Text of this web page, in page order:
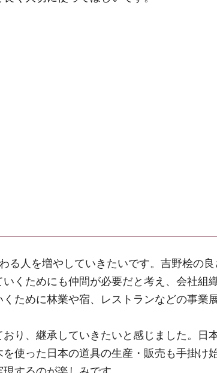
る人を増やしていきたいです。吉野桧の良
くためにも仲間が必要だと考え、会社組
ために林業や宿、レストランなどの事業
り、継承していきたいと感じました。日
使った日本の道具の生産・販売も手掛け